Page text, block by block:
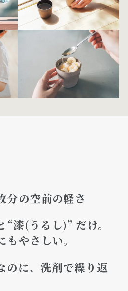
分の空前の軽さ
“漆(うるし)” だけ。
やさしい。
のに、洗剤で繰り返